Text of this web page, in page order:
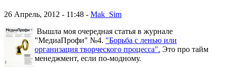
26 Апрель, 2012 - 11:48 - Mak_Sim
Вышла моя очередная статья в журнале
"МедиаПрофи" №4. "Борьба с ленью или
организация творческого процесса". Это про тайм
менеджмент, если по-модному.